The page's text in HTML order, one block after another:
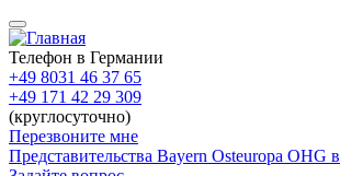
Перейти
к
основному
содержанию
Телефон в Германии
+49 8031 46 37 65
+49 171 42 29 309
(круглосуточно)
Перезвоните мне
Представительства Bayern Osteuropa OHG в